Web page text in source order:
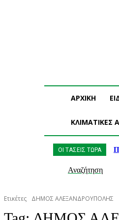
ΑΡΧΙΚΗ
ΚΛΙΜΑΤΙΚΕΣ
ΟΙ ΤΑΣΕΙΣ ΤΩΡΑ
Αναζήτηση
Ετικέτες ΔΗΜΟΣ ΑΛΕΞΑΝΔΡΟΥΠΟΛΗΣ